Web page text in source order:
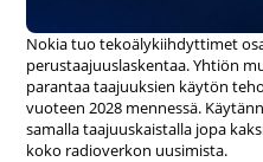
Nokia tuo tekoälykiihdyttimet
perustaajuuslaskentaa. Yhtiön
parantaa taajuuksien käytön
vuoteen 2028 mennessä.
samalla taajuuskaistalla jopa
koko radioverkon uusimista.